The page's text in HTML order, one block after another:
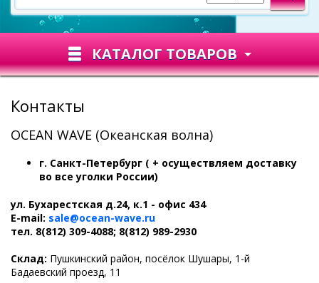
КАТАЛОГ ТОВАРОВ
Контакты
OCEAN WAVE (Океанская волна)
г. Санкт-Петербург ( + осуществляем доставку
во все уголки России)
ул. Бухарестская д.24, к.1 - офис 434
E-mail: sale@ocean-wave.ru
тел. 8(812) 309-4088; 8(812) 989-2930
Склад: Пушкинский район, посёлок Шушары, 1-й
Бадаевский проезд, 11